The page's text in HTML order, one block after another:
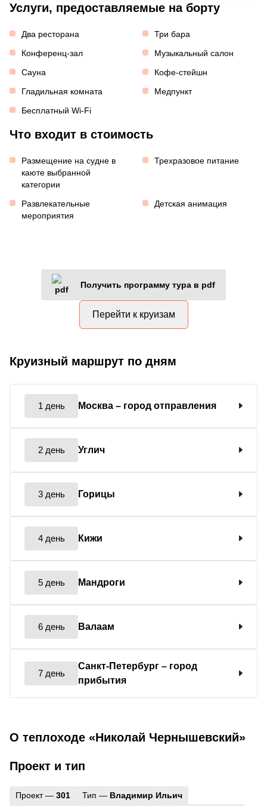
Услуги, предоставляемые на борту
Два ресторана
Три бара
Конференц-зал
Музыкальный салон
Сауна
Кофе-стейшн
Гладильная комната
Медпункт
Бесплатный Wi-Fi
Что входит в стоимость
Размещение на судне в
каюте выбранной
категории
Трехразовое питание
Развлекательные
мероприятия
Детская анимация
Получить программу тура в pdf
Перейти к круизам
Круизный маршрут по дням
1 день Москва – город отправления
2 день Углич
3 день Горицы
4 день Кижи
5 день Мандроги
6 день Валаам
7 день
Санкт-Петербург – город
прибытия
О теплоходе «Николай Чернышевский»
Проект и тип
Проект — 301 Тип — Владимир Ильич